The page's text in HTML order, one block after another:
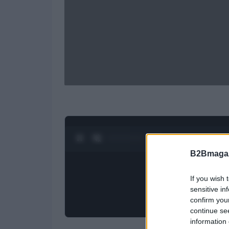
If you wish
sensitive
confirm
continue
information